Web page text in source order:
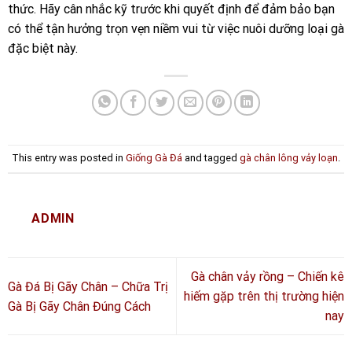
thức. Hãy cân nhắc kỹ trước khi quyết định để đảm bảo bạn
có thể tận hưởng trọn vẹn niềm vui từ việc nuôi dưỡng loại gà
đặc biệt này.
This entry was posted in Giống Gà Đá and tagged gà chân lông vảy loạn.
ADMIN
Gà Đá Bị Gãy Chân – Chữa Trị
Gà Bị Gãy Chân Đúng Cách
Gà chân vảy rồng – Chiến kê
hiếm gặp trên thị trường hiện
nay